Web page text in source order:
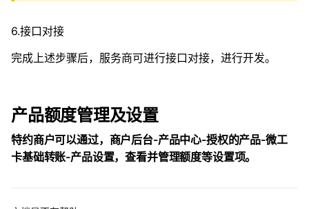
6.接口对接
完成上述步骤后，服务商可进行接口对接，进行开发。
产品额度管理及设置
特约商户可以通过，商户后台-产品中心-授权的产品-微工
卡基础转账-产品设置，查看并管理额度等设置项。